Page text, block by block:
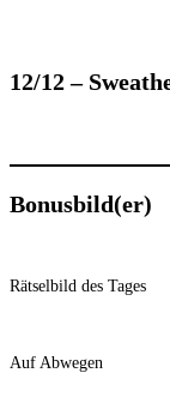
12/12 –
Bonusbild(er)
Rätselbild des Tages
Auf Abwegen